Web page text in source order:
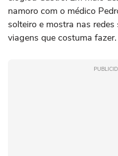
namoro com o médico
solteiro e mostra nas
viagens que costuma fazer.